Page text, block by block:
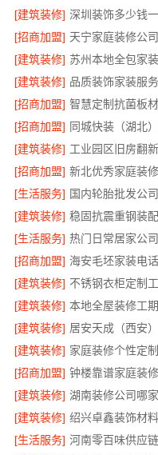
[建筑装修] 深圳装饰多少钱
[招商加盟]
[建筑装修]
[建筑装修]
[招商加盟] 智慧定制抗菌板
[招商加盟]
[建筑装修]
[招商加盟]
[生活服务] 国内轮胎批发公
[建筑装修]
[生活服务]
[招商加盟] 海安毛坯家装电
[建筑装修]
[建筑装修]
[建筑装修]
[建筑装修]
[招商加盟]
[建筑装修]
[建筑装修] 绍兴卓鑫装饰材
[生活服务]